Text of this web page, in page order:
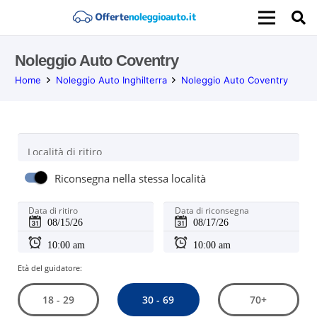
Noleggio Auto Coventry
Home Noleggio Auto Inghilterra Noleggio Auto Coventry
Località di ritiro
Riconsegna nella stessa località
Data di ritiro Data di riconsegna
Età del guidatore:
18 - 29 30 - 69 70+